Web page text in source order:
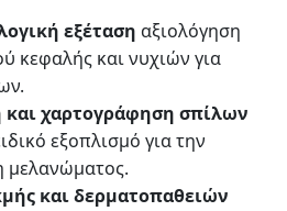
εξέταση αξιολόγηση
κεφαλής και νυχιών για
χαρτογράφηση σπίλων
εξοπλισμό για την
μελανώματος.
και δερματοπαθειών